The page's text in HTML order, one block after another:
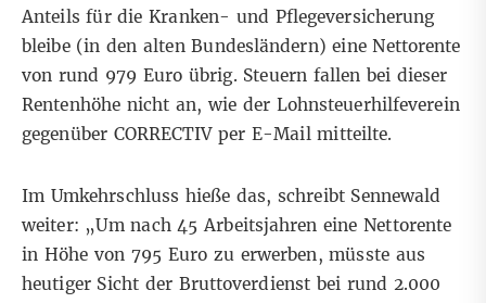
Anteils für die Kranken- und Pflegeversicherung
bleibe (in den alten Bundesländern) eine Nettorente
von rund 979 Euro übrig. Steuern fallen bei dieser
Rentenhöhe nicht an, wie der Lohnsteuerhilfeverein
gegenüber CORRECTIV per E-Mail mitteilte.
Im Umkehrschluss hieße das, schreibt Sennewald
weiter: „Um nach 45 Arbeitsjahren eine Nettorente
in Höhe von 795 Euro zu erwerben, müsste aus
heutiger Sicht der Bruttoverdienst bei rund 2.000